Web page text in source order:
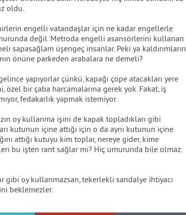
oldu.
engelli vatandaşlar için ne kadar engellerle
değil. Metroda engelli asansörlerini kullanan
sapasağlam üşengeç insanlar. Peki ya kaldırımların
önüne parkeden arabalara ne demeli?
yapıyorlar çünkü, kapağı çöpe atacakları yere
özel bir çaba harcamalarına gerek yok. Fakat, iş
fedakarlık yapmak istemiyor.
oy kullanma işini de kapak topladıkları gibi
kutunun içine attığı için o da aynı kutunun içine
attığı kutuyu kim toplar, nereye gider, kime
bu işten rant sağlar mı? Hiç umurunda bile olmaz.
gibi oy kullanmazsan, tekerlekli sandalye ihtiyacı
beklemezler.